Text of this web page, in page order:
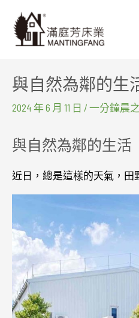
與自然為鄰的生
2024 年 6 月 11 日 / 一分鐘晨
與自然為鄰的生活
近日，總是這樣的天氣，田